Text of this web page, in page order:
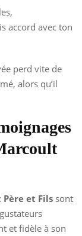
accord avec ton
perd vite de
alors qu’il
et Fils sont
et fidèle à son